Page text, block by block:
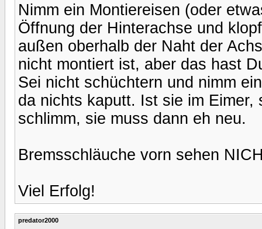
Nimm ein Montiereisen (oder
Öffnung der Hinterachse und
außen oberhalb der Naht der
nicht montiert ist, aber das hast
Sei nicht schüchtern und nimm
da nichts kaputt. Ist sie im
schlimm, sie muss dann eh neu.
Bremsschläuche vorn sehen
Viel Erfolg!
predator2000